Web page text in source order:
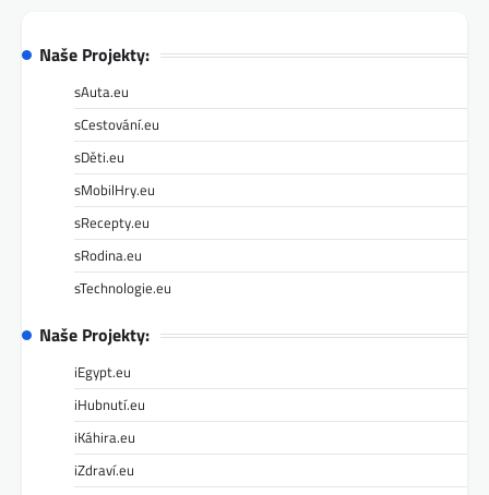
Naše Projekty:
sAuta.eu
sCestování.eu
sDěti.eu
sMobilHry.eu
sRecepty.eu
sRodina.eu
sTechnologie.eu
Naše Projekty:
iEgypt.eu
iHubnutí.eu
iKáhira.eu
iZdraví.eu